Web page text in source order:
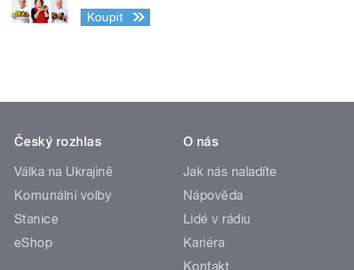
Koupit
Český rozhlas
Válka na Ukrajině
Komunální volby
Stanice
eShop
O nás
Jak nás naladíte
Nápověda
Lidé v rádiu
Kariéra
Kontakt